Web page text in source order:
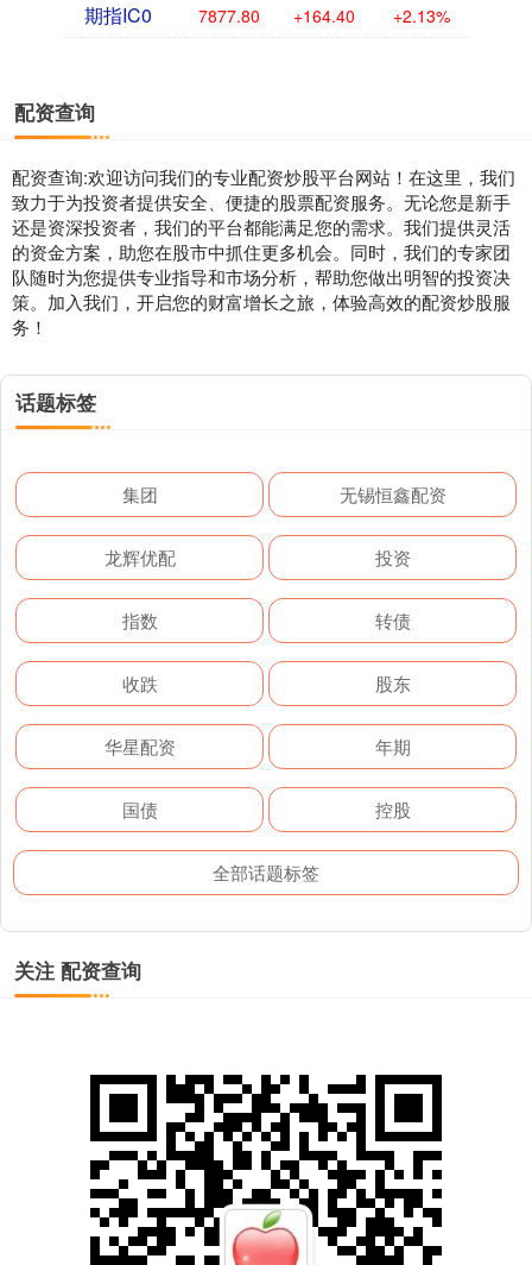
期指IC0 7877.80 +164.40 +2.13%
配资查询
配资查询:欢迎访问我们的专业配资炒股平台网站！在这里，我们
致力于为投资者提供安全、便捷的股票配资服务。无论您是新手
还是资深投资者，我们的平台都能满足您的需求。我们提供灵活
的资金方案，助您在股市中抓住更多机会。同时，我们的专家团
队随时为您提供专业指导和市场分析，帮助您做出明智的投资决
策。加入我们，开启您的财富增长之旅，体验高效的配资炒股服
务！
话题标签
集团 无锡恒鑫配资
龙辉优配 投资
指数 转债
收跌 股东
华星配资 年期
国债 控股
全部话题标签
关注 配资查询